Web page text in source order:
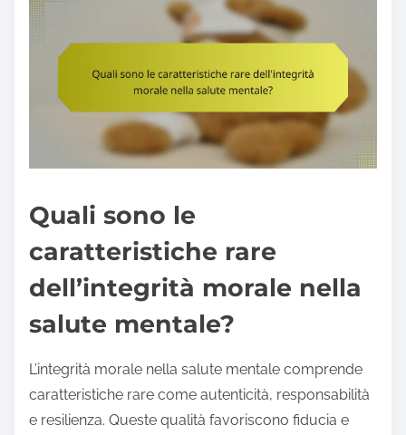
Quali sono le
caratteristiche rare
dell’integrità morale nella
salute mentale?
L’integrità morale nella salute mentale comprende
caratteristiche rare come autenticità, responsabilità
e resilienza. Queste qualità favoriscono fiducia e